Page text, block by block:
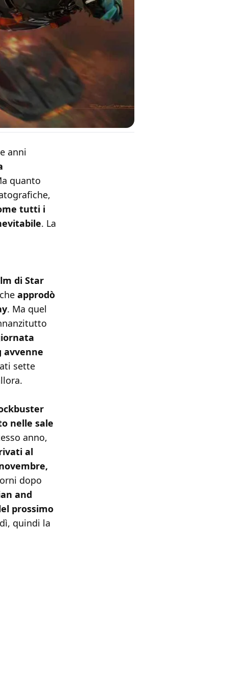
anni
quanto
tutti i
. La
di Star
approdò
. Ma quel
avvenne
sette
nelle sale
anno,
al
dopo
and
prossimo
quindi la